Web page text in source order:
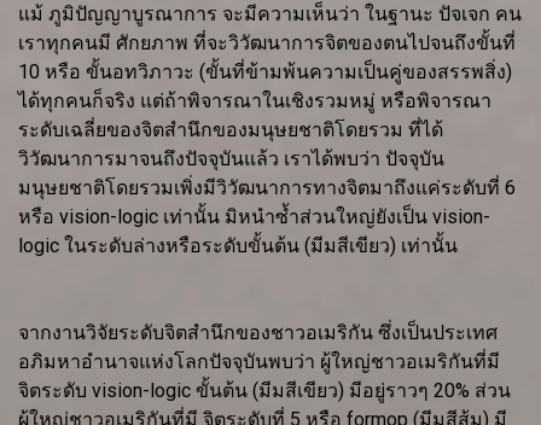
แม้ ภูมิปัญญาบูรณาการ จะมีความเห็นว่า ในฐานะ ปัจเจก คน
เราทุกคนมี ศักยภาพ ที่จะวิวัฒนาการจิตของตนไปจนถึงขั้นที่
10 หรือ ขั้นอทวิภาวะ (ขั้นที่ข้ามพ้นความเป็นคู่ของสรรพสิ่ง)
ได้ทุกคนก็จริง แต่ถ้าพิจารณาในเชิงรวมหมู่ หรือพิจารณา
ระดับเฉลี่ยของจิตสำนึกของมนุษยชาติโดยรวม ที่ได้
วิวัฒนาการมาจนถึงปัจจุบันแล้ว เราได้พบว่า ปัจจุบัน
มนุษยชาติโดยรวมเพิ่งมีวิวัฒนาการทางจิตมาถึงแค่ระดับที่ 6
หรือ vision-logic เท่านั้น มิหนำซ้ำส่วนใหญ่ยังเป็น vision-
logic ในระดับล่างหรือระดับขั้นต้น (มีมสีเขียว) เท่านั้น
จากงานวิจัยระดับจิตสำนึกของชาวอเมริกัน ซึ่งเป็นประเทศ
อภิมหาอำนาจแห่งโลกปัจจุบันพบว่า ผู้ใหญ่ชาวอเมริกันที่มี
จิตระดับ vision-logic ขั้นต้น (มีมสีเขียว) มีอยู่ราวๆ 20% ส่วน
ผู้ใหญ่ชาวอเมริกันที่มี จิตระดับที่ 5 หรือ formop (มีมสีส้ม) มี